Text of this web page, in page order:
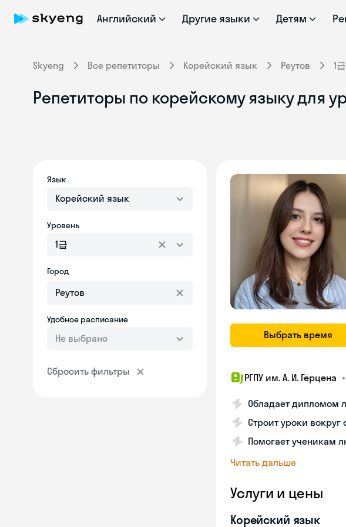
Английский Другие языки Детям
Skyeng Все репетиторы Корейский язык Реутов 1급
Репетиторы по корейскому языку для
Язык
Корейский язык
Уровень
1급
Город
Удобное расписание
Не выбрано
Сбросить фильтры
Выбрать время
РГПУ им. А. И. Герцена •
Обладает дипломом
Строит уроки
Помогает ученикам
Читать дальше
Услуги и цены
Корейский язык